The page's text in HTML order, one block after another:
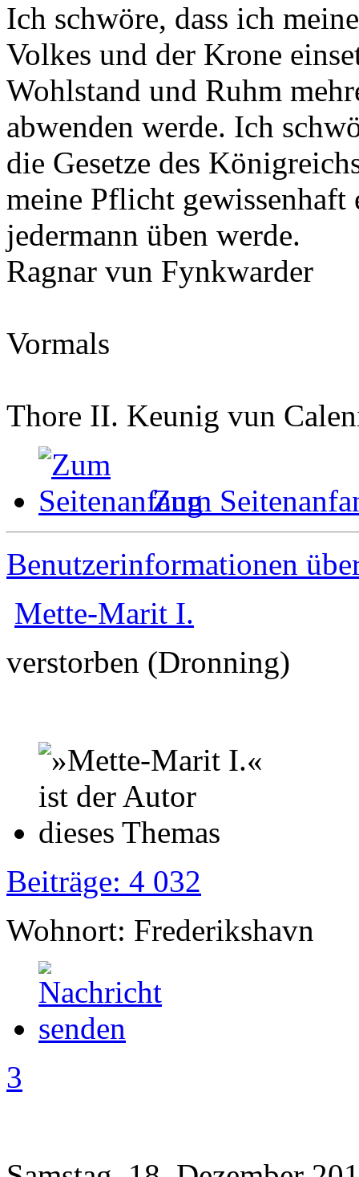
Ich schwöre, dass ich
Volkes und der Krone
Wohlstand und Ruhm
abwenden werde. Ich
die Gesetze des
meine Pflicht
jedermann üben werde.
Ragnar vun Fynkwarder
Vormals
Thore II. Keunig vun
Zum
Benutzerinformationen
Mette-Marit I.
verstorben (Dronning)
Beiträge: 4 032
Wohnort: Frederikshavn
3